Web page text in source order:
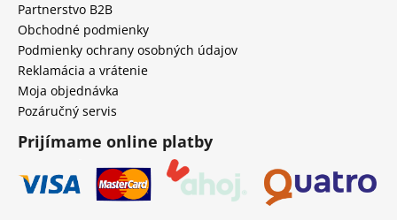
Partnerstvo B2B
Obchodné podmienky
Podmienky ochrany osobných údajov
Reklamácia a vrátenie
Moja objednávka
Pozáručný servis
Prijímame online platby